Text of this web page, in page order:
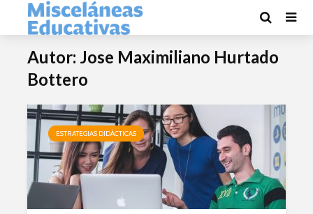
Autor: Jose Maximiliano Hurtado
Bottero
ESTRATEGIAS DIDÁCTICAS